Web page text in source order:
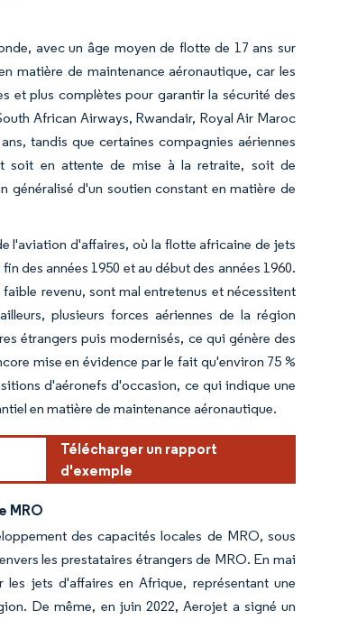
avec un âge moyen de flotte de 17 ans sur
matière de maintenance aéronautique, car les
et plus complètes pour garantir la sécurité des
African Airways, Rwandair, Royal Air Maroc
tandis que certaines compagnies aériennes
soit en attente de mise à la retraite, soit de
généralisé d'un soutien constant en matière de
l'aviation d'affaires, où la flotte africaine de jets
des années 1950 et au début des années 1960.
revenu, sont mal entretenus et nécessitent
plusieurs forces aériennes de la région
étrangers puis modernisés, ce qui génère des
mise en évidence par le fait qu'environ 75 %
d'aéronefs d'occasion, ce qui indique une
en matière de maintenance aéronautique.
Télécharger un rapport
d'exemple
MRO
des capacités locales de MRO, sous
les prestataires étrangers de MRO. En mai
jets d'affaires en Afrique, représentant une
De même, en juin 2022, Aerojet a signé un